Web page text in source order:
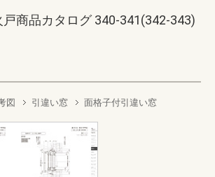
戸商品カタログ 340-341(342-343)
図 引違い窓
面格子付引違い窓